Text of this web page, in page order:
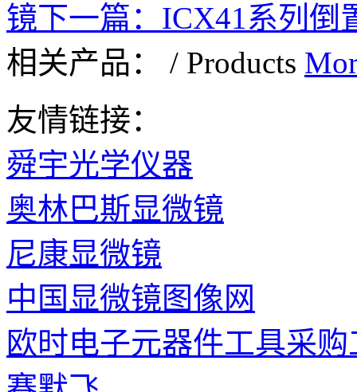
镜下一篇： ICX41系列倒
相关产品：
/ Products
友情链接：
舜宇光学仪器
奥林巴斯显微镜
尼康显微镜
中国显微镜图像网
欧时电子元器件工具采购